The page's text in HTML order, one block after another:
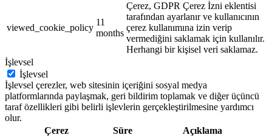
viewed_cookie_policy
11
months
Çerez, GDPR Çerez İzni eklentisi
tarafından ayarlanır ve kullanıcının
çerez kullanımına izin verip
vermediğini saklamak için kullanılır.
Herhangi bir kişisel veri saklamaz.
İşlevsel
İşlevsel
İşlevsel çerezler, web sitesinin içeriğini sosyal medya
platformlarında paylaşmak, geri bildirim toplamak ve diğer üçüncü
taraf özellikleri gibi belirli işlevlerin gerçekleştirilmesine yardımcı
olur.
Çerez
Süre Açıklama